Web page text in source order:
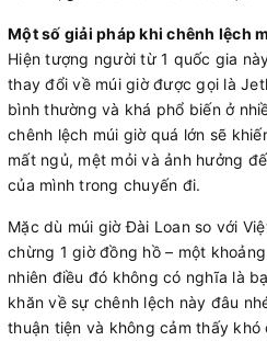
Một số giải pháp khi chênh lệch
Hiện tượng người từ 1 quốc gia
thay đổi về múi giờ được gọi là
bình thường và khá phổ biến ở
chênh lệch múi giờ quá lớn sẽ
mất ngủ, mệt mỏi và ảnh hưởng
của mình trong chuyến đi.
Mặc dù múi giờ Đài Loan so với
chừng 1 giờ đồng hồ – một
nhiên điều đó không có nghĩa là
khăn về sự chênh lệch này đâu
thuận tiện và không cảm thấy